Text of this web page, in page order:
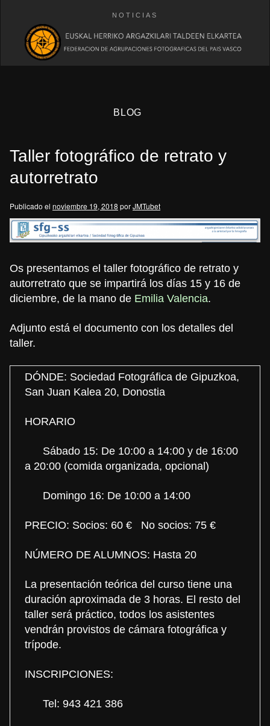
NOTICIAS
BLOG
Taller fotográfico de retrato y
autorretrato
Publicado el noviembre 19, 2018 porJMTubet
Os presentamos el taller fotográfico de retrato y
autorretrato que se impartirá los días 15 y 16 de
diciembre, de la mano de Emilia Valencia.
Adjunto está el documento con los detalles del
taller.
DÓNDE: Sociedad Fotográfica de Gipuzkoa,
San Juan Kalea 20, Donostia
HORARIO
Sábado 15: De 10:00 a 14:00 y de 16:00
a 20:00 (comida organizada, opcional)
Domingo 16: De 10:00 a 14:00
PRECIO: Socios: 60 € No socios: 75 €
NÚMERO DE ALUMNOS: Hasta 20
La presentación teórica del curso tiene una
duración aproximada de 3 horas. El resto del
taller será práctico, todos los asistentes
vendrán provistos de cámara fotográfica y
trípode.
INSCRIPCIONES:
Tel: 943 421 386